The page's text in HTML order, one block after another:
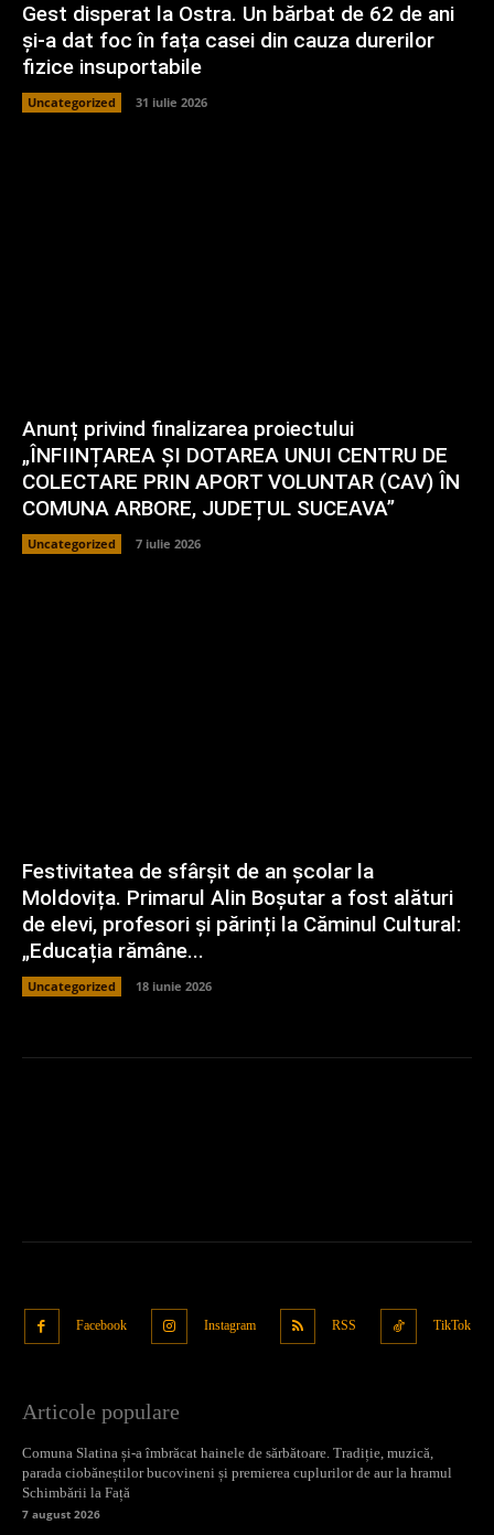
Gest disperat la Ostra. Un bărbat de 62 de ani
și-a dat foc în fața casei din cauza durerilor
fizice insuportabile
Uncategorized 31 iulie 2026
Anunț privind finalizarea proiectului
„ÎNFIINȚAREA ȘI DOTAREA UNUI CENTRU DE
COLECTARE PRIN APORT VOLUNTAR (CAV) ÎN
COMUNA ARBORE, JUDEȚUL SUCEAVA”
Uncategorized 7 iulie 2026
Festivitatea de sfârșit de an școlar la
Moldovița. Primarul Alin Boșutar a fost alături
de elevi, profesori și părinți la Căminul Cultural:
„Educația rămâne...
Uncategorized 18 iunie 2026
Facebook Instagram RSS TikTok
Articole populare
Comuna Slatina și-a îmbrăcat hainele de sărbătoare. Tradiție, muzică,
parada ciobăneștilor bucovineni și premierea cuplurilor de aur la hramul
Schimbării la Față
7 august 2026